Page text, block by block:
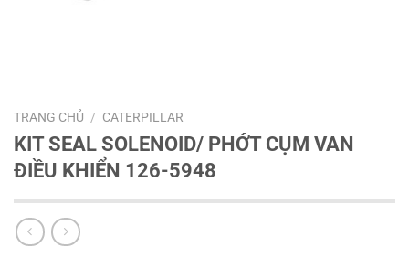
TRANG CHỦ / CATERPILLAR
KIT SEAL SOLENOID/ PHỚT CỤM VAN
ĐIỀU KHIỂN 126-5948